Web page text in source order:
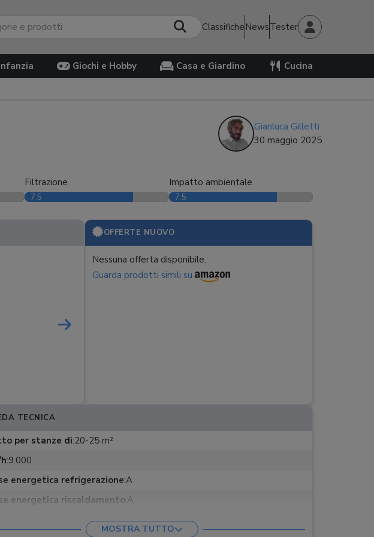
Classifiche NewsTester
Giochi e Hobby Casa e Giardino Cucina
Gianluca Gilletti
30 maggio 2025
Filtrazione
7.5
Impatto ambientale
7.5
OFFERTE NUOVO
Nessuna offerta disponibile.
Guarda prodotti simili su
TECNICA
per stanze di:20-25 m²
:9.000
energetica refrigerazione:A
energetica riscaldamento:A
Telecomando
MOSTRA TUTTO